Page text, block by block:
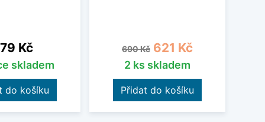
Kč
skladem
do košíku
Běžná cena
690 Kč Cena
621 Kč
2 ks skladem
Přidat do košíku